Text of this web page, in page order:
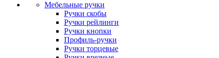
Мебельные ручки
Ручки скобы
Ручки рейлинги
Ручки кнопки
Профиль-ручки
Ручки торцевые